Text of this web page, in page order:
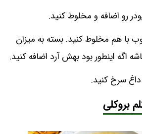
با هم مخلوط کنید. بسته به میزان
اگه اینطور بود بهش آرد اضافه کنید.
بروکلی